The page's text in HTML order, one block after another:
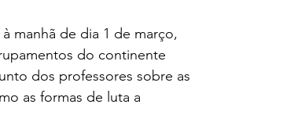
manhã de dia 1 de março,
do continente
dos professores sobre as
as formas de luta a